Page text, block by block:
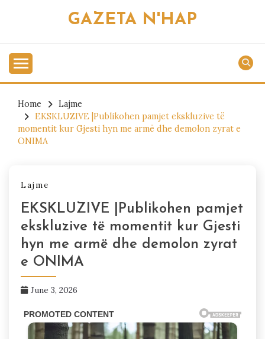
GAZETA N'HAP
Home
Lajme
EKSKLUZIVE |Publikohen pamjet ekskluzive të
momentit kur Gjesti hyn me armë dhe demolon zyrat e
ONIMA
Lajme
EKSKLUZIVE |Publikohen pamjet
ekskluzive të momentit kur Gjesti
hyn me armë dhe demolon zyrat
e ONIMA
June 3, 2026